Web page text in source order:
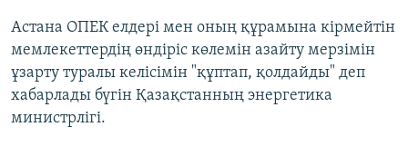
Астана ОПЕК елдері мен оның құрамына кірмейтін
мемлекеттердің өндіріс көлемін азайту мерзімін
ұзарту туралы келісімін "құптап, қолдайды" деп
хабарлады бүгін Қазақстанның энергетика
министрлігі.